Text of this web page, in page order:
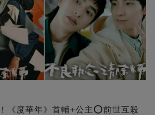
《度華年》首輔+公主⭕前世互殺